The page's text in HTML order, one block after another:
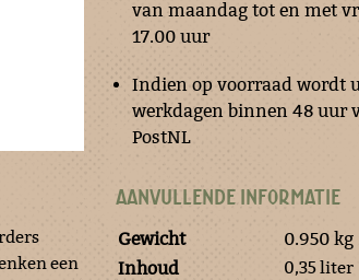
van maandag tot en met
17.00 uur
Indien op voorraad wordt
werkdagen binnen 48 uur
PostNL
een
AANVULLENDE INFORMATIE
Gewicht
0.950 kg
Inhoud
0,35 liter